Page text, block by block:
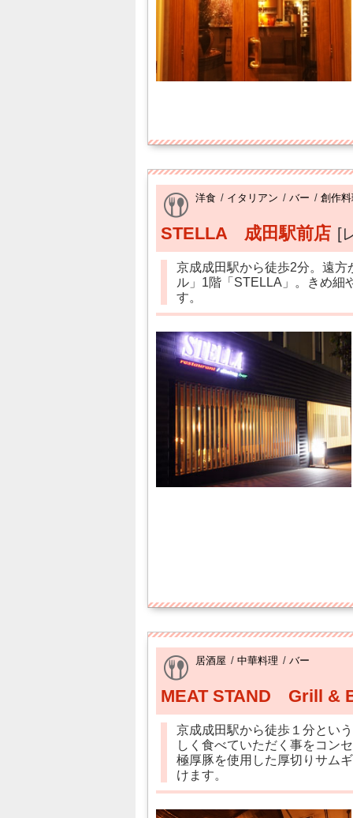
洋食 / イタリアン / バー / 創作
STELLA 成田駅前店 [
京成成田駅から徒歩2分。遠
ル」1階「STELLA」。きめ細
す。
居酒屋 / 中華料理 / バー
MEAT STAND Grill &
京成成田駅から徒歩１分とい
しく食べていただく事をコン
極厚豚を使用した厚切りサム
けます。